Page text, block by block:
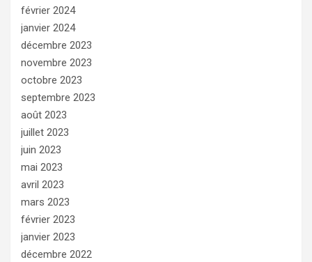
février 2024
janvier 2024
décembre 2023
novembre 2023
octobre 2023
septembre 2023
août 2023
juillet 2023
juin 2023
mai 2023
avril 2023
mars 2023
février 2023
janvier 2023
décembre 2022